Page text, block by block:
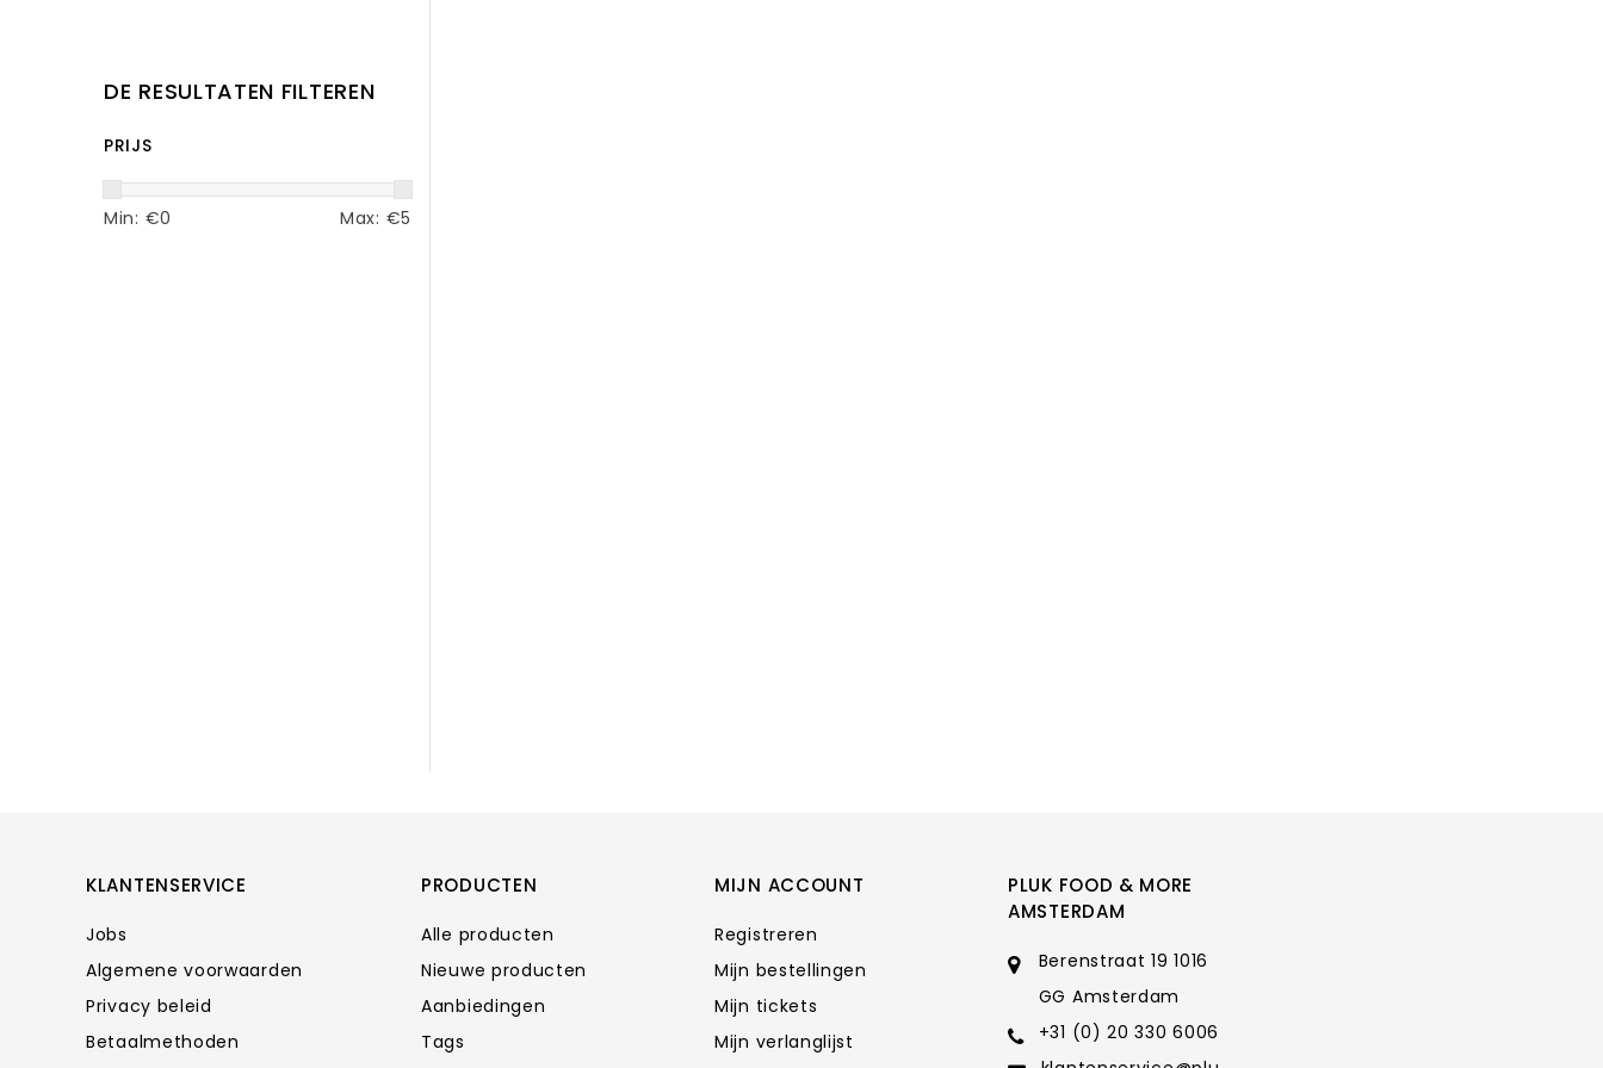
DE RESULTATEN FILTEREN
PRIJS
Min: €0 Max: €5
KLANTENSERVICE
Jobs
Algemene voorwaarden
Privacy beleid
Betaalmethoden
PRODUCTEN
Alle producten
Nieuwe producten
Aanbiedingen
Tags
MIJN ACCOUNT
Registreren
Mijn bestellingen
Mijn tickets
Mijn verlanglijst
PLUK FOOD & MORE
AMSTERDAM
Berenstraat 19 1016
GG Amsterdam
+31 (0) 20 330 6006